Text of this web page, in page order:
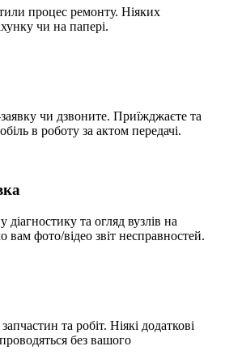
процес ремонту. Ніяких
чи на папері.
чи дзвоните. Приїжджаєте та
в роботу за актом передачі.
та огляд вузлів на
фото/відео звіт несправностей.
та робіт. Ніякі додаткові
без вашого